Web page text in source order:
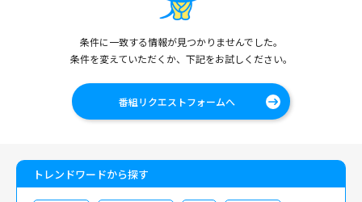
条件に一致する情報が見つかりませんでした。
条件を変えていただくか、下記をお試しください。
番組リクエストフォームへ
トレンドワードから探す